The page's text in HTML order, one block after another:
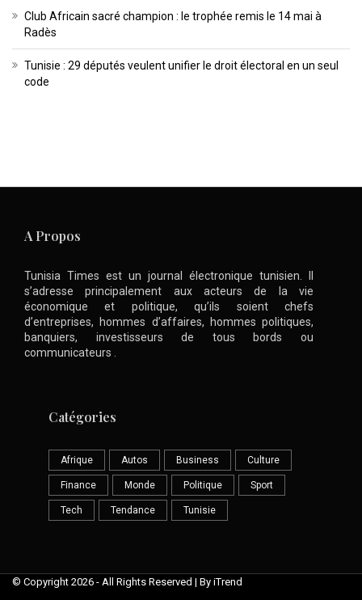
Club Africain sacré champion : le trophée remis le 14 mai à
Radès
Tunisie : 29 députés veulent unifier le droit électoral en un seul
code
A Propos
Tunisia Times est un journal électronique tunisien. Il
s’adresse principalement aux acteurs de la vie
économique et politique, qu’ils soient chefs
d’entreprises, hommes d’affaires, hommes politiques,
banquiers, investisseurs de tous bords ou
communicateurs .
Catégories
Afrique Autos Business Culture
Finance Monde Politique Sport
Tech Tendance Tunisie
© Copyright 2026 - All Rights Reserved | By iTrend